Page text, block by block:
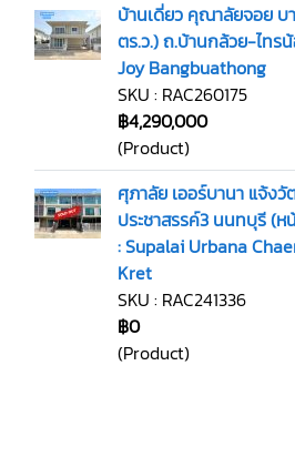
บ้านเดี่ยว คุณาลัยจอย บ
ตร.ว.) ถ.บ้านกล้วย-ไทร
Joy Bangbuathong
SKU : RAC260175
฿4,290,000
(Product)
ศุภาลัย เออร์บานา แจ้ง
ประชาสรรค์3 นนทบุรี (ห
: Supalai Urbana
Kret
SKU : RAC241336
฿0
(Product)